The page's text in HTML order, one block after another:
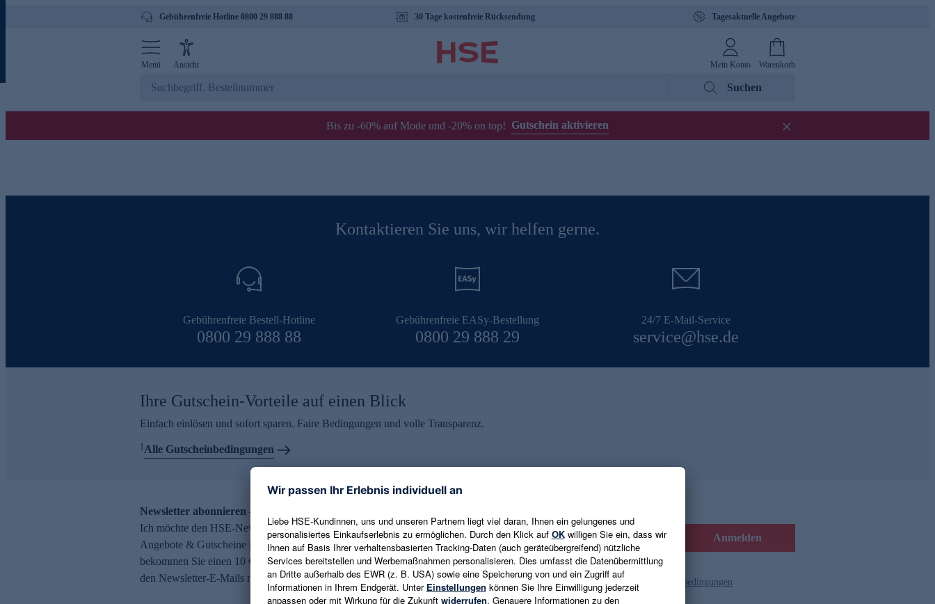
Gebührenfreie Hotline 0800 29 888 88 30 Tage kostenfreie Rücksendung Tagesaktuelle Angebote
Menü Ansicht Mein Konto Warenkorb
Suchen
Bis zu -60% auf Mode und -20% on top! Gutschein aktivieren
Kontaktieren Sie uns, wir helfen gerne.
Gebührenfreie Bestell-Hotline
0800 29 888 88
Gebührenfreie EASy-Bestellung
0800 29 888 29
24/7 E-Mail-Service
service@hse.de
Ihre Gutschein-Vorteile auf einen Blick
Einfach einlösen und sofort sparen. Faire Bedingungen und volle Transparenz.
1Alle Gutscheinbedingungen
Newsletter abonnieren – 10 € Gutschein erhalten
Ich möchte den HSE-Newsletter abonnieren und aktuelle Trends,
Angebote & Gutscheine per E-Mail erhalten. Als Dankeschön
bekommen Sie einen 10 € Gutschein. Eine Abmeldung ist jederzeit in
den Newsletter-E-Mails möglich.
E-Mail-Adresse eingeben Anmelden
Es gelten die Datenschutzrichtlinien und die Gutscheinbedingungen